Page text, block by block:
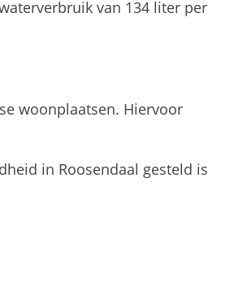
van 134 liter per
woonplaatsen. Hiervoor
in Roosendaal gesteld is